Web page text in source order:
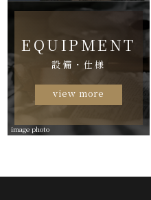
EQUIPMENT
設備・仕様
view more
image photo